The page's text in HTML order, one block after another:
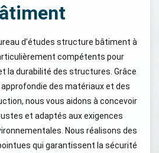
d’études structure bâtiment à
compétents pour
la durabilité des structures. Grâce
des matériaux et des
nous vous aidons à concevoir
et adaptés aux exigences
Nous réalisons des
qui garantissent la sécurité